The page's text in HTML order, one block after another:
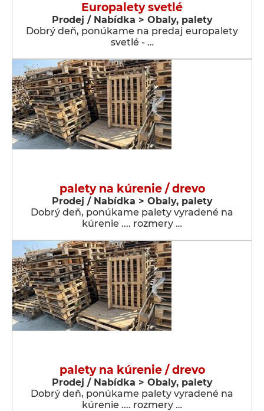
Europalety svetlé
Prodej / Nabídka > Obaly, palety
Dobrý deň, ponúkame na predaj europalety
svetlé - …
palety na kúrenie / drevo
Prodej / Nabídka > Obaly, palety
Dobrý deň, ponúkame palety vyradené na
kúrenie .... rozmery …
palety na kúrenie / drevo
Prodej / Nabídka > Obaly, palety
Dobrý deň, ponúkame palety vyradené na
kúrenie .... rozmery …